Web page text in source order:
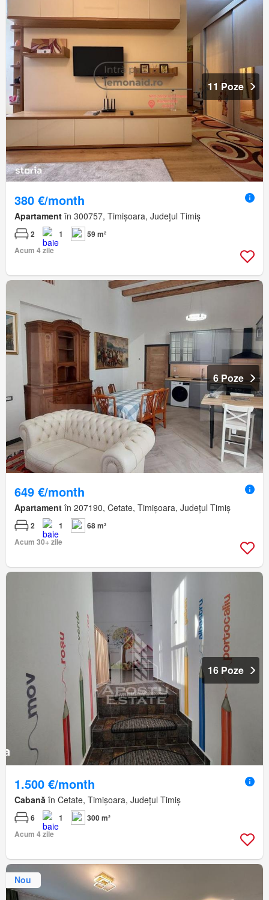
11 Poze
380 €/month
Apartament în 300757, Timișoara, Județul Timiș
2 1
59 m²
Acum 4 zile
6 Poze
649 €/month
Apartament în 207190, Cetate, Timișoara, Județul Timiș
2 1
68 m²
Acum 30+ zile
16 Poze
1.500 €/month
Cabană în Cetate, Timișoara, Județul Timiș
6 1
300 m²
Acum 4 zile
Nou